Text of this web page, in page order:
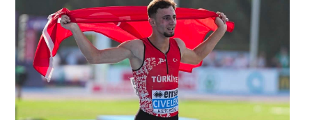
gelen
Avrupa
İkinciliği!